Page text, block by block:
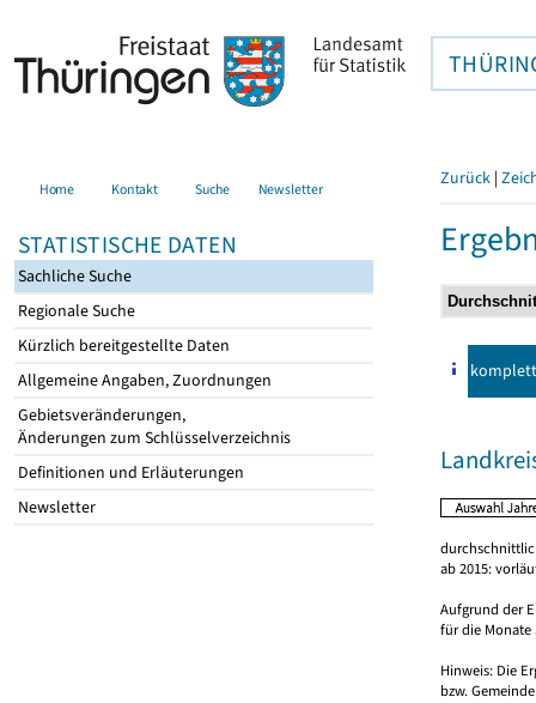
Home Kontakt Suche Newsletter
STATISTISCHE DATEN
Sachliche Suche
Regionale Suche
Kürzlich bereitgestellte Daten
Allgemeine Angaben, Zuordnungen
Gebietsveränderungen,
Änderungen zum Schlüsselverzeichnis
Definitionen und Erläuterungen
Newsletter
Zurück |
komplett
ab 2015:
Aufgrund der
für die Monate
Hinweis: Die
bzw.